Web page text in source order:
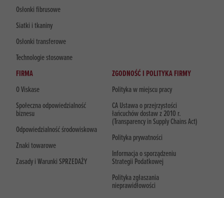
Osłonki fibrusowe
Siatki i tkaniny
Osłonki transferowe
Technologie stosowane
FIRMA
O Viskase
Społeczna odpowiedzialność
biznesu
Odpowiedzialność środowiskowa
Znaki towarowe
Zasady i Warunki SPRZEDAŻY
ZGODNOŚĆ I POLITYKA FIRMY
Polityka w miejscu pracy
CA Ustawa o przejrzystości
łańcuchów dostaw z 2010 r.
(Transparency in Supply Chains Act)
Polityka prywatności
Informacja o sporządzeniu
Strategii Podatkowej
Polityka zgłaszania
nieprawidłowości